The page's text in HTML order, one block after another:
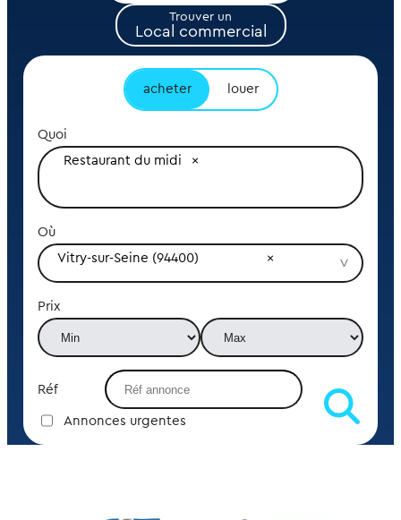
Trouver un
Local commercial
acheter louer
Quoi
Restaurant du midi
Où
Vitry-sur-Seine (94400)
Prix
Réf
Annonces urgentes